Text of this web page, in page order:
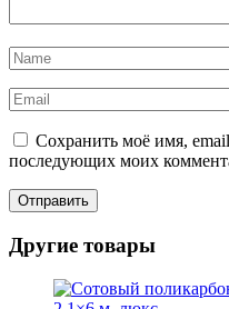
Сохранить моё имя, email
последующих моих
Другие товары